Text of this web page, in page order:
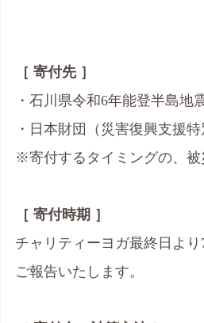
［ 寄付先 ］
・石川県令和6年能登半島
・日本財団（災害復興支援特
※寄付するタイミングの、
［ 寄付時期 ］
チャリティーヨガ最終日よ
ご報告いたします。